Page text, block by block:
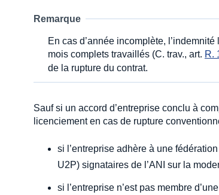
Remarque
En cas d’année incomplète,
mois complets travaillés (C. trav., art. R.
de la rupture du contrat.
Sauf si un accord d’entreprise conclu à
licenciement en cas de rupture
si l’entreprise adhère à une
U2P) signataires de l’ANI sur la
si l’entreprise n’est pas membre